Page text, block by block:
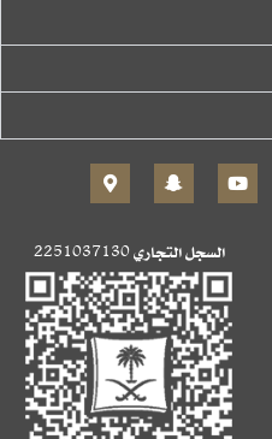
السجل التجاري2251037130